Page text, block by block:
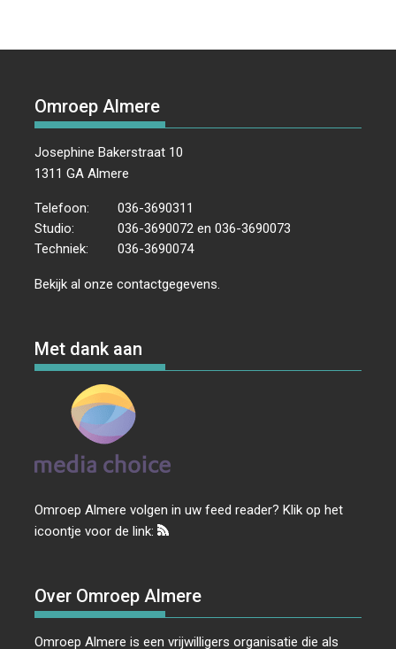
Omroep Almere
Josephine Bakerstraat 10
1311 GA Almere
Telefoon:
036-3690311
Studio:
036-3690072 en 036-3690073
Techniek:
036-3690074
Bekijk al onzecontactgegevens
Met dank aan
Omroep Almere volgen in uw feed reader? Klik op het
icoontje voor de link:
Over Omroep Almere
Omroep Almere is een vrijwilligers organisatie die als